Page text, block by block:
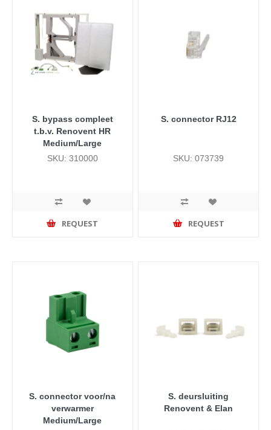
S. bypass compleet
t.b.v. Renovent HR
Medium/Large
SKU: 310000
REQUEST
S. connector RJ12
SKU: 073739
REQUEST
S. connector voor/na
verwarmer
Medium/Large
S. deursluiting
Renovent & Elan